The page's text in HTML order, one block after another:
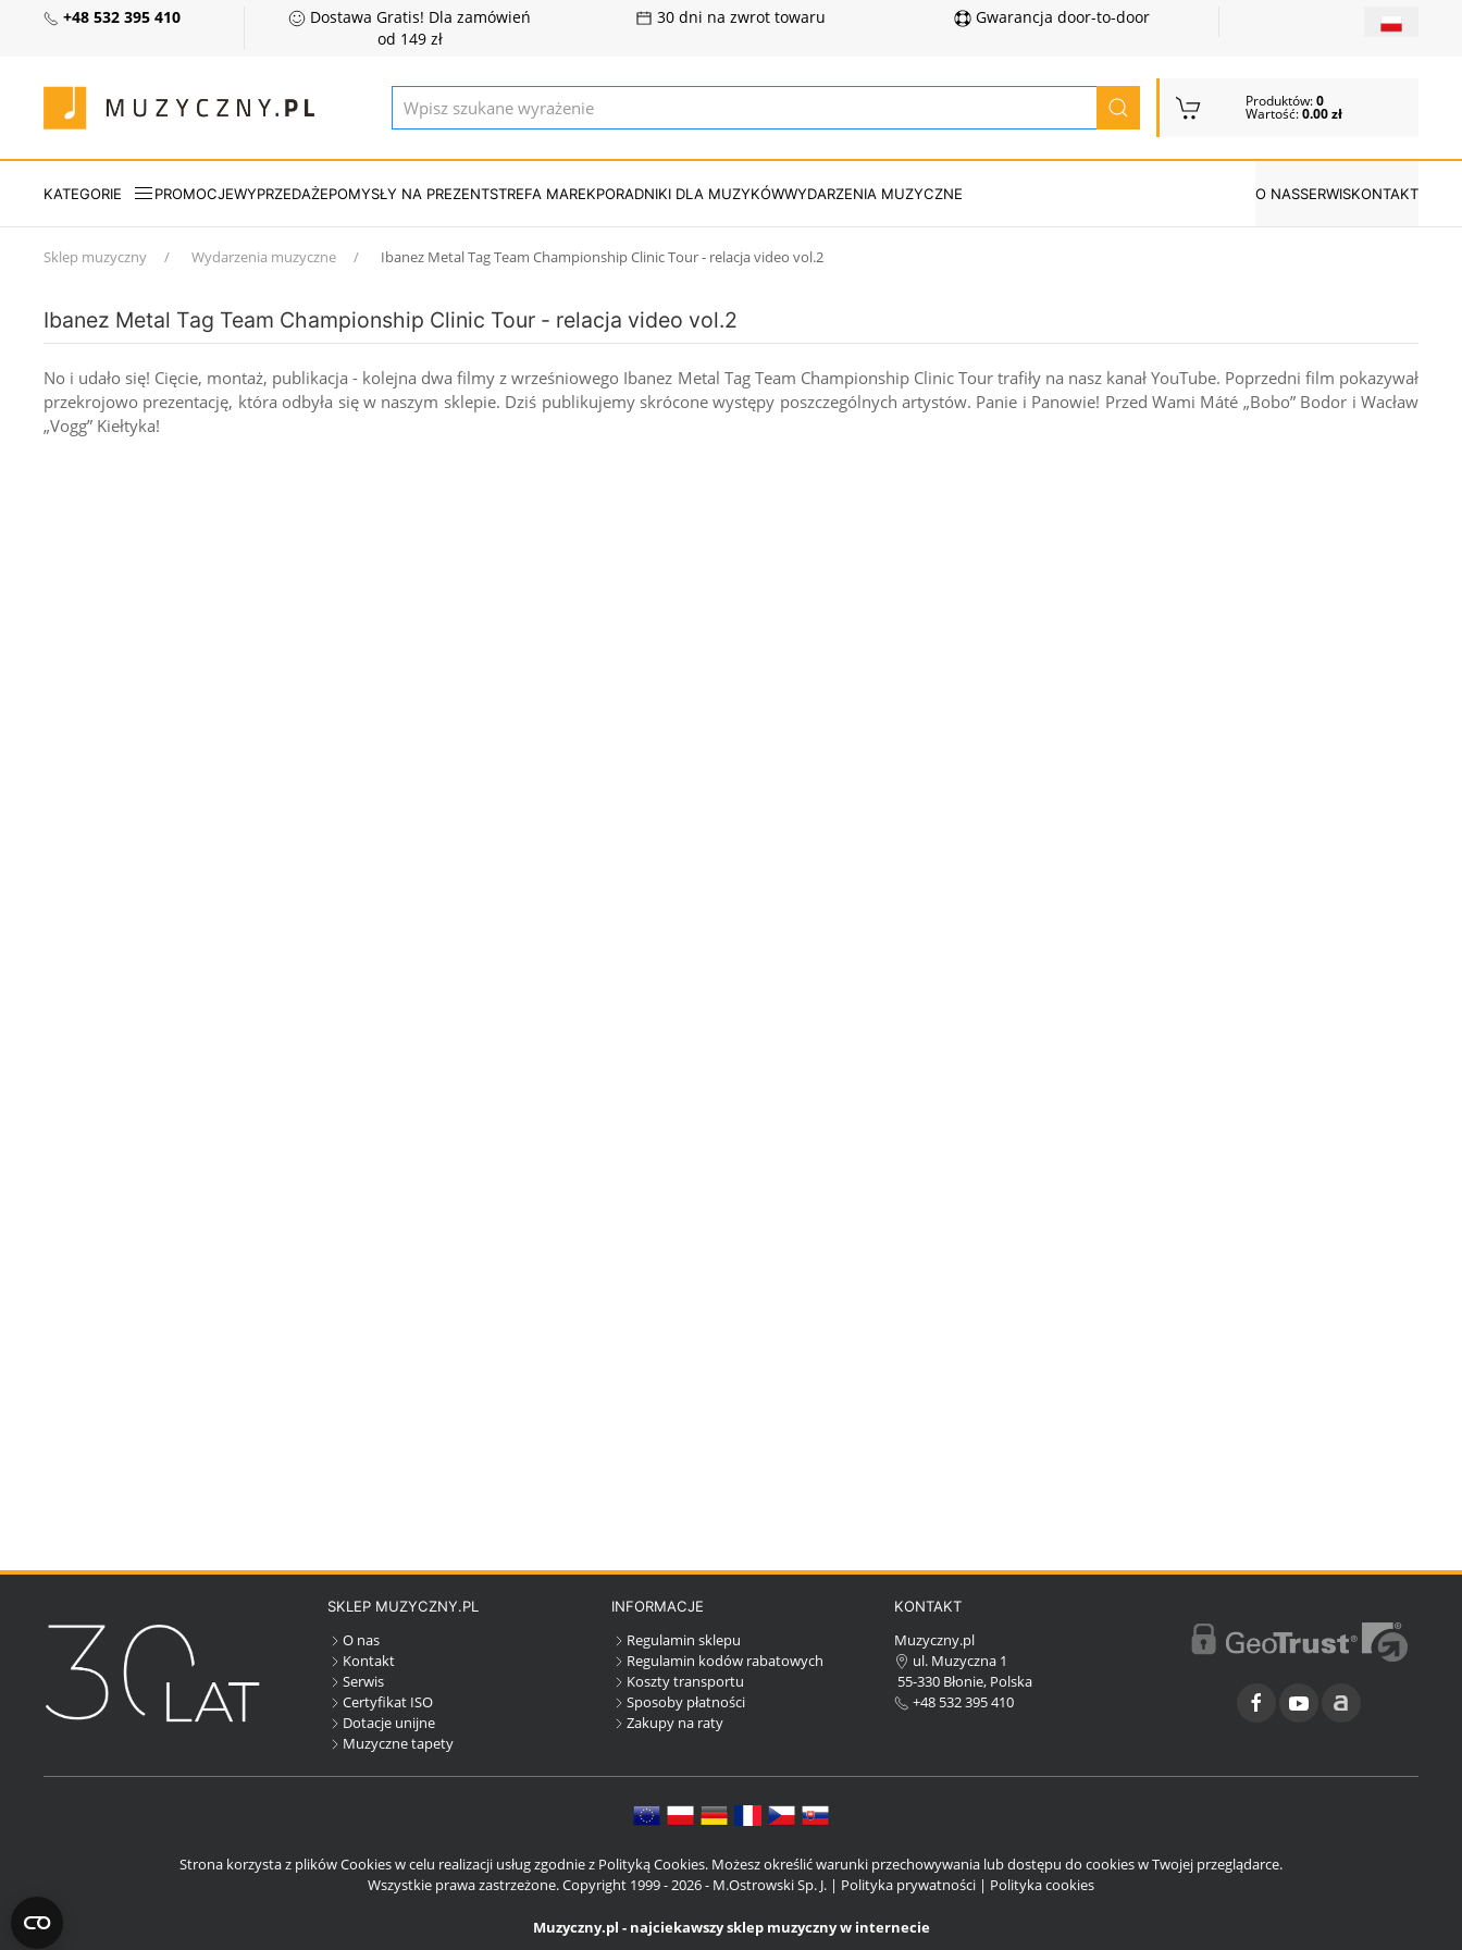
+48 532 395 410
Dostawa Gratis! Dla zamówień
od 149 zł
30 dni na zwrot towaru Gwarancja door-to-door
Produktów:0
Wartość:0.00 zł
KATEGORIE PROMOCJEWYPRZEDAŻEPOMYSŁY NA PREZENTSTREFA MAREKPORADNIKI DLA MUZYKÓWWYDARZENIA MUZYCZNE O NASSERWISKONTAKT
Sklep muzyczny Wydarzenia muzyczne Ibanez Metal Tag Team Championship Clinic Tour - relacja video vol.2
Ibanez Metal Tag Team Championship Clinic Tour - relacja video vol.2
No i udało się! Cięcie, montaż, publikacja - kolejna dwa filmy z wrześniowego Ibanez Metal Tag Team Championship Clinic Tour trafiły na nasz kanał YouTube. Poprzedni film pokazywał
przekrojowo prezentację, która odbyła się w naszym sklepie. Dziś publikujemy skrócone występy poszczególnych artystów. Panie i Panowie! Przed Wami Máté „Bobo” Bodor i Wacław
„Vogg” Kiełtyka!
SKLEP MUZYCZNY.PL
O nas
Kontakt
Serwis
Certyfikat ISO
Dotacje unijne
Muzyczne tapety
INFORMACJE
Regulamin sklepu
Regulamin kodów rabatowych
Koszty transportu
Sposoby płatności
Zakupy na raty
KONTAKT
Muzyczny.pl
ul. Muzyczna 1
55-330 Błonie, Polska
+48 532 395 410
Strona korzysta z plików Cookies w celu realizacji usług zgodnie z Polityką Cookies. Możesz określić warunki przechowywania lub dostępu do cookies w Twojej przeglądarce.
Wszystkie prawa zastrzeżone. Copyright 1999 - 2026 - M.Ostrowski Sp. J. | Polityka prywatności | Polityka cookies
Muzyczny.pl - najciekawszy sklep muzyczny w internecie